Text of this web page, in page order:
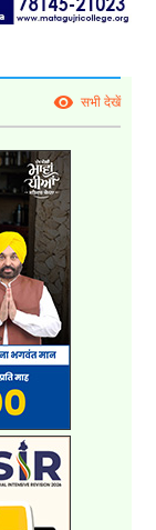
सभी देखें